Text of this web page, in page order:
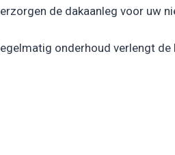
de dakaanleg voor uw
onderhoud verlengt de